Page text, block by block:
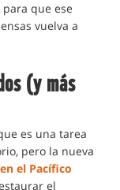
que ese
vuelva a
(y más
es una tarea
pero la nueva
el Pacífico
el